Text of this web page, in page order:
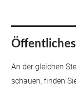
Öffentliches
An der gleichen
schauen, finden